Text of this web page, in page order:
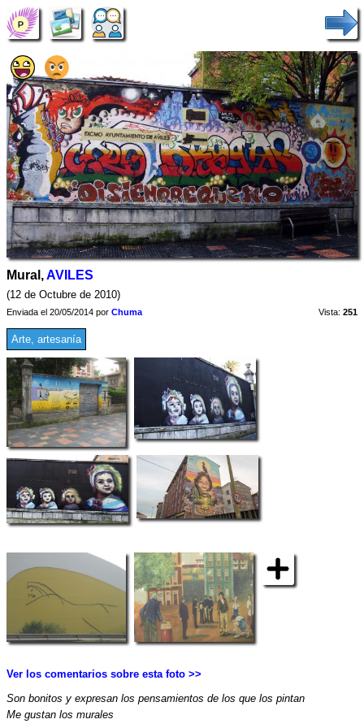
Mural,AVILES
(12 de Octubre de 2010)
Enviada el 20/05/2014 por Chuma Vista: 251
Arte, artesanía
Ver los comentarios sobre esta foto >>
Son bonitos y expresan los pensamientos de los que los pintan
Me gustan los murales